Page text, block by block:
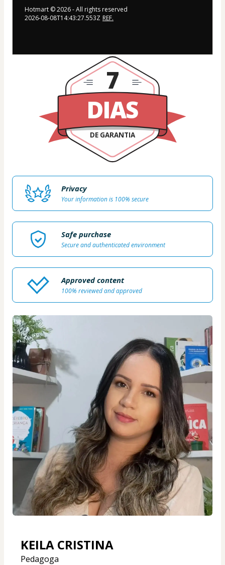
Hotmart ©2026- All rights reserved
2026-08-08T14:43:27.553Z REF.
DIAS
DE GARANTIA
7
Privacy
Your information is 100% secure
Safe purchase
Secure and authenticated environment
Approved content
100% reviewed and approved
KEILA CRISTINA
Pedagoga